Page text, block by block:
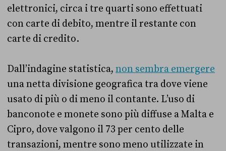
elettronici, circa i tre quarti sono effettuati
con carte di debito, mentre il restante con
carte di credito.
Dall’indagine statistica, non sembra emergere
una netta divisione geografica tra dove viene
usato di più o di meno il contante. L’uso di
banconote e monete sono più diffuse a Malta e
Cipro, dove valgono il 73 per cento delle
transazioni, mentre sono meno utilizzate in